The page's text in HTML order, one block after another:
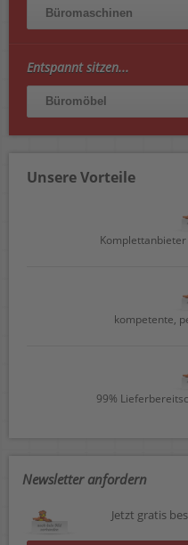
Büromaschinen
Entspannt sitzen...
Büromöbel
Unsere Vorteile
kompetente,
99%
Newsletter anfordern
Jetzt gratis